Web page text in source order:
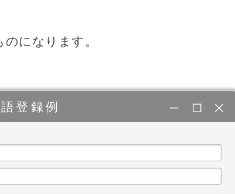
になります。
登録例